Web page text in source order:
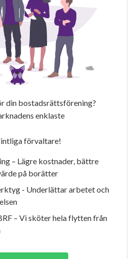
din bostadsrättsförening?
enklaste
förvaltare!
– Lägre kostnader, bättre
på borätter
- Underlättar arbetet och
– Vi sköter hela flytten från